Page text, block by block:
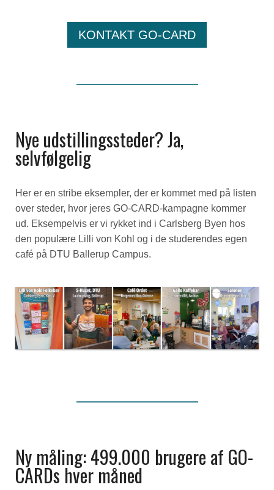
KONTAKT GO-CARD
Nye udstillingssteder? Ja,
selvfølgelig
Her er en stribe eksempler, der er kommet med på listen
over steder, hvor jeres GO-CARD-kampagne kommer
ud. Eksempelvis er vi rykket ind i Carlsberg Byen hos
den populære Lilli von Kohl og i de studerendes egen
café på DTU Ballerup Campus.
Ny måling: 499.000 brugere af GO-
CARDs hver måned